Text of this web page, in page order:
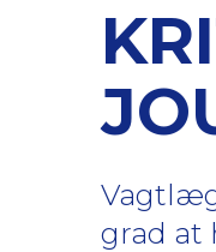
grad at